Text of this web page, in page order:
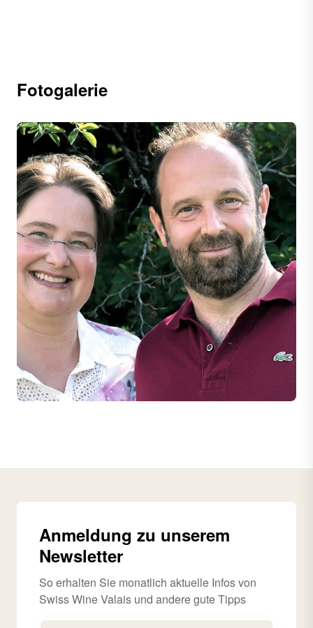
Fotogalerie
Anmeldung zu unserem
Newsletter
So erhalten Sie monatlich aktuelle Infos von
Swiss Wine Valais und andere gute Tipps